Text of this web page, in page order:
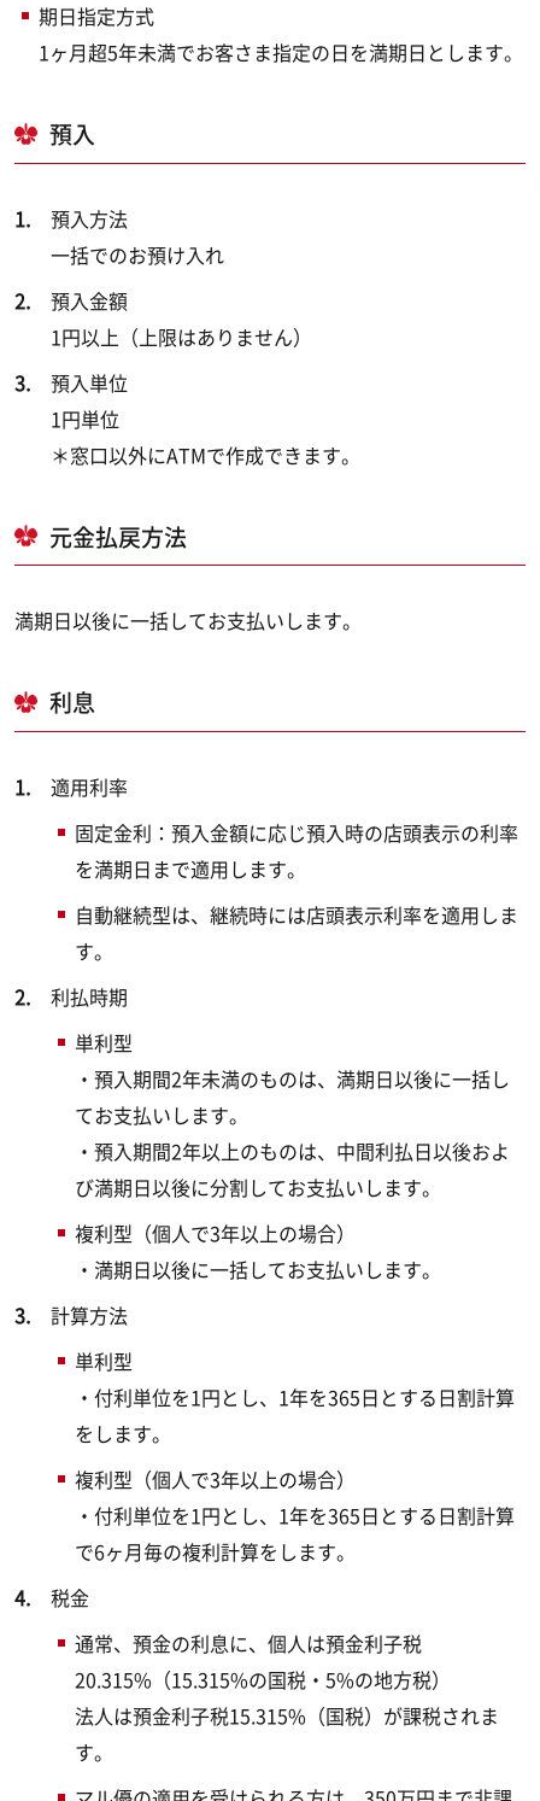
期日指定方式
1ヶ月超5年未満でお客さま指定の日を満期日とします。
預入
預入方法
一括でのお預け入れ
預入金額
1円以上（上限はありません）
預入単位
1円単位
＊窓口以外にATMで作成できます。
元金払戻方法
満期日以後に一括してお支払いします。
利息
適用利率
固定金利：預入金額に応じ預入時の店頭表示の利率
を満期日まで適用します。
自動継続型は、継続時には店頭表示利率を適用しま
す。
利払時期
単利型
・預入期間2年未満のものは、満期日以後に一括し
てお支払いします。
・預入期間2年以上のものは、中間利払日以後およ
び満期日以後に分割してお支払いします。
複利型（個人で3年以上の場合）
・満期日以後に一括してお支払いします。
計算方法
単利型
・付利単位を1円とし、1年を365日とする日割計算
をします。
複利型（個人で3年以上の場合）
・付利単位を1円とし、1年を365日とする日割計算
で6ヶ月毎の複利計算をします。
税金
通常、預金の利息に、個人は預金利子税
20.315%（15.315%の国税・5%の地方税）
法人は預金利子税15.315%（国税）が課税されま
す。